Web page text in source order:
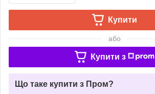
Купити
або
Купити з
Що таке купити з Пром?